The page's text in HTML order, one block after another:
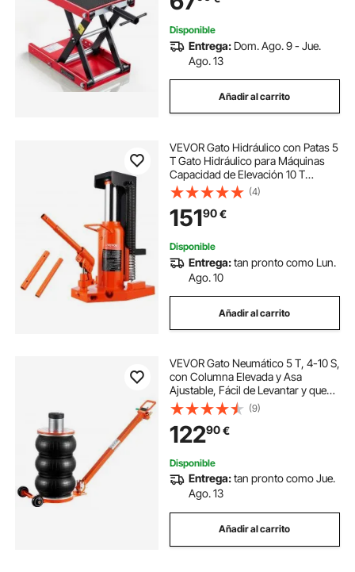
Negro
Disponible
Entrega: Dom. Ago. 9 - Jue.
Ago. 13
Añadir al carrito
VEVOR Gato Hidráulico con Patas 5
T Gato Hidráulico para Máquinas
Capacidad de Elevación 10 T
Superior Altura de Pata 20-173 mm
Altura Superior 287-440 mm para
Elevación de Máquinas, Industria
(4)
15190€
Disponible
Entrega:tan pronto como Lun.
Ago. 10
Añadir al carrito
VEVOR Gato Neumático 5 T, 4-10 S,
con Columna Elevada y Asa
Ajustable, Fácil de Levantar y que
Ahorra Espacio, con Almohadilla de
Goma Gruesa, Apto para Sedán,
SUV y Camioneta, 1220 x 325 x
140-464 mm
(9)
12290€
Disponible
Entrega:tan pronto como Jue.
Ago. 13
Añadir al carrito